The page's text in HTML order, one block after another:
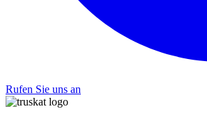
Rufen Sie uns an